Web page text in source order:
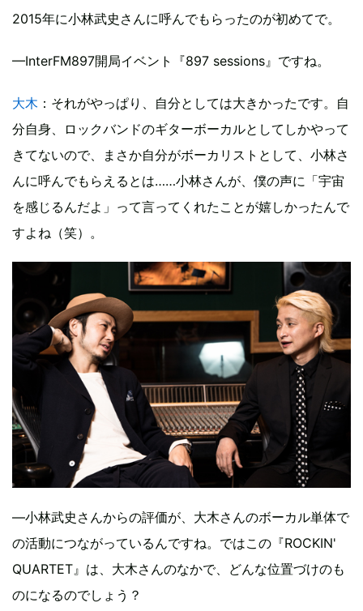
2015年に小林武史さんに呼んでもらったのが初めてで。
—InterFM897開局イベント『897 sessions』ですね。
大木 ：それがやっぱり、自分としては大きかったです。自
分自身、ロックバンドのギターボーカルとしてしかやって
きてないので、まさか自分がボーカリストとして、小林さ
んに呼んでもらえるとは……小林さんが、僕の声に「宇宙
を感じるんだよ」って言ってくれたことが嬉しかったんで
すよね（笑）。
—小林武史さんからの評価が、大木さんのボーカル単体で
の活動につながっているんですね。ではこの『ROCKIN'
QUARTET』は、大木さんのなかで、どんな位置づけのも
のになるのでしょう？